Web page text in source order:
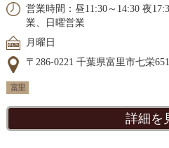
営業時間：昼11:30～14:30 夜
業、日曜営業
月曜日
〒286-0221 千葉県富里市七栄
富里
詳細を